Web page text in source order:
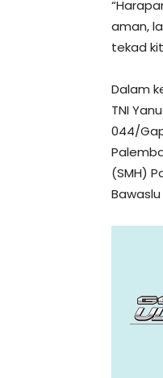
aman,
tekad
Dalam
TNI
044/
(SMH)